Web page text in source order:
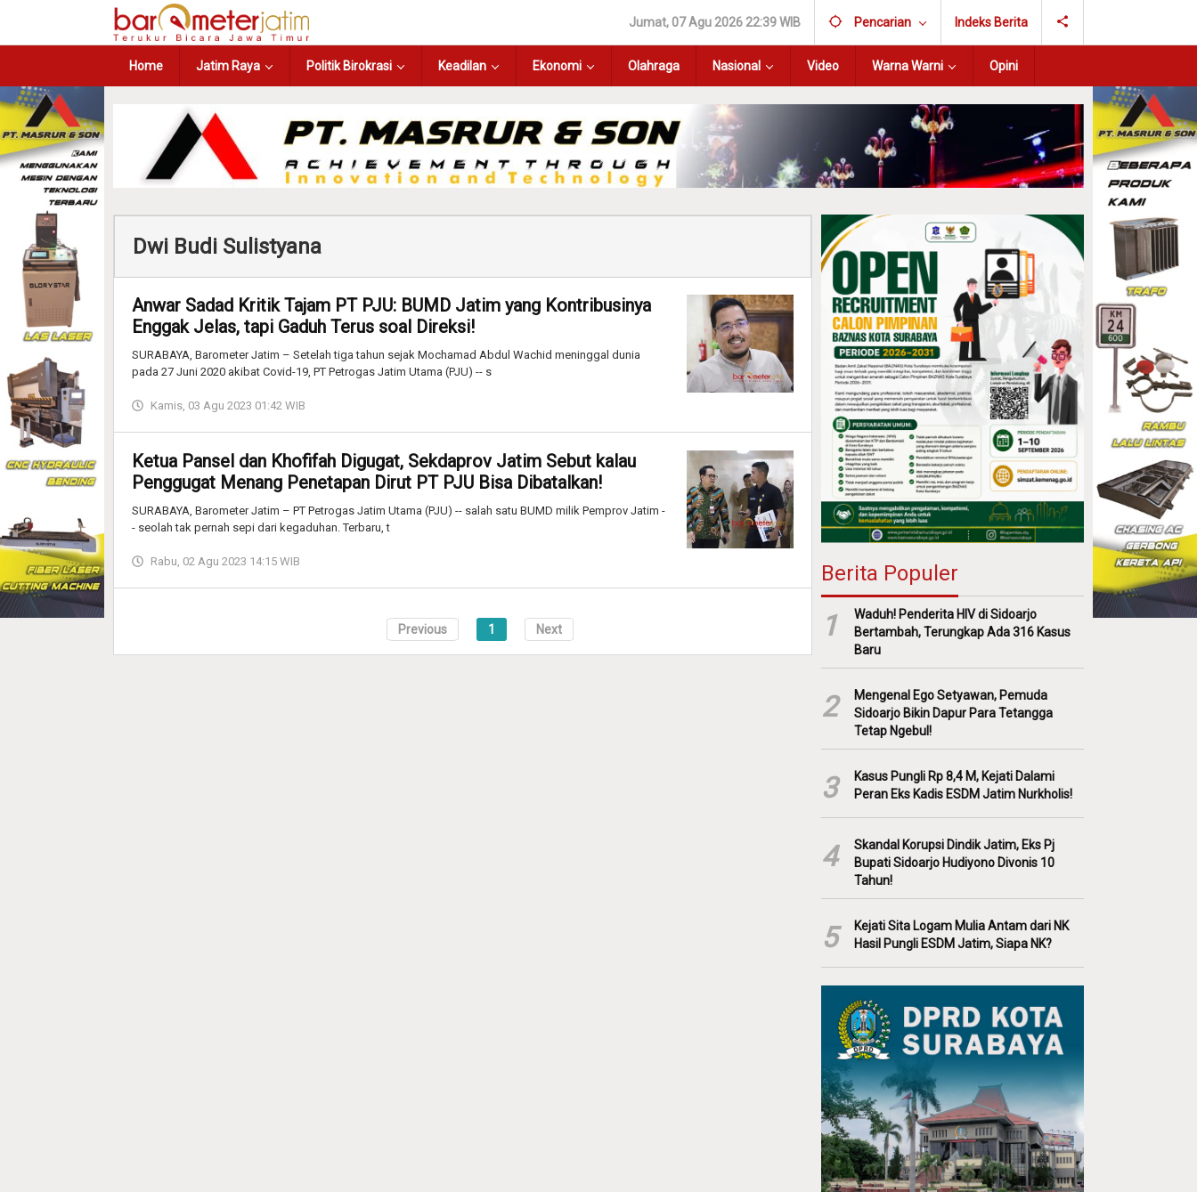
Jumat, 07 Agu 2026 22:39 WIB Pencarian Indeks Berita
Home Jatim Raya Politik Birokrasi Keadilan Ekonomi Olahraga Nasional Video Warna Warni Opini
Dwi Budi Sulistyana
Anwar Sadad Kritik Tajam PT PJU: BUMD Jatim yang Kontribusinya
Enggak Jelas, tapi Gaduh Terus soal Direksi!
SURABAYA, Barometer Jatim – Setelah tiga tahun sejak Mochamad Abdul Wachid meninggal dunia
pada 27 Juni 2020 akibat Covid-19, PT Petrogas Jatim Utama (PJU) -- s
Kamis, 03 Agu 2023 01:42 WIB
Ketua Pansel dan Khofifah Digugat, Sekdaprov Jatim Sebut kalau
Penggugat Menang Penetapan Dirut PT PJU Bisa Dibatalkan!
SURABAYA, Barometer Jatim – PT Petrogas Jatim Utama (PJU) -- salah satu BUMD milik Pemprov Jatim -
- seolah tak pernah sepi dari kegaduhan. Terbaru, t
Rabu, 02 Agu 2023 14:15 WIB
Previous 1 Next
Berita Populer
1
Waduh! Penderita HIV di Sidoarjo
Bertambah, Terungkap Ada 316 Kasus
Baru
2
Mengenal Ego Setyawan, Pemuda
Sidoarjo Bikin Dapur Para Tetangga
Tetap Ngebul!
3
Kasus Pungli Rp 8,4 M, Kejati Dalami
Peran Eks Kadis ESDM Jatim Nurkholis!
4
Skandal Korupsi Dindik Jatim, Eks Pj
Bupati Sidoarjo Hudiyono Divonis 10
Tahun!
5
Kejati Sita Logam Mulia Antam dari NK
Hasil Pungli ESDM Jatim, Siapa NK?